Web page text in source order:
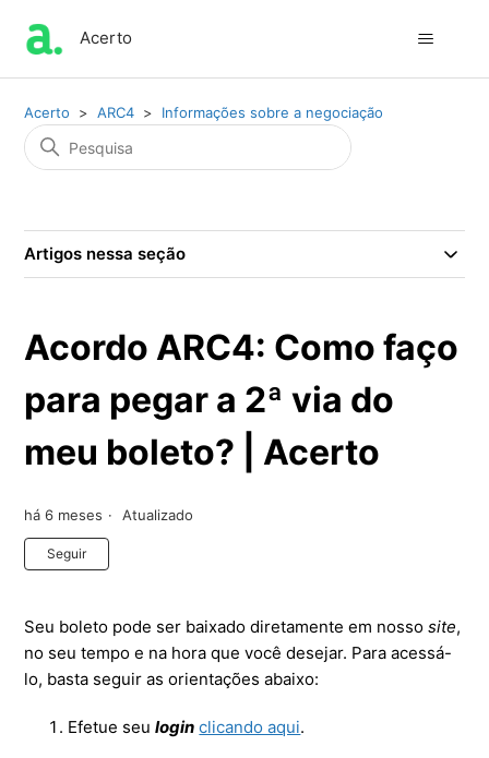
Acerto
Acerto ARC4 Informações sobre a negociação
Artigos nessa seção
Acordo ARC4: Como faço
para pegar a 2ª via do
meu boleto? | Acerto
há 6 meses Atualizado
Seguir
Seu boleto pode ser baixado diretamente em nossosite,
no seu tempo e na hora que você desejar. Para acessá-
lo, basta seguir as orientações abaixo:
Efetue seulogin clicando aqui.